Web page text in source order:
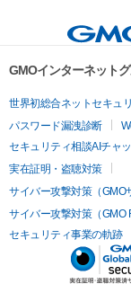
GMOインターネット
世界初総合ネットセキュ
パスワード漏洩診断
セキュリティ相談AIチャ
実在証明・盗聴対策
サイバー攻撃対策（GMO
サイバー攻撃対策（GMO
セキュリティ事業の軌跡